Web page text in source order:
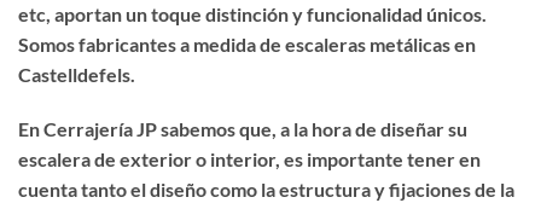
etc, aportan un toque distinción y funcionalidad únicos.
Somos fabricantes a medida de escaleras metálicas en
Castelldefels
En Cerrajería JP sabemos que, a la hora de diseñar su
escalera de exterior o interior, es importante tener en
cuenta tanto el diseño como la estructura y fijaciones de la